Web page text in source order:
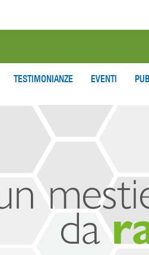
TESTIMONIANZE EVENTI